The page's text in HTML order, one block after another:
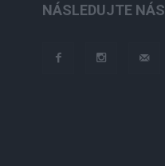
NÁSLEDUJTE NÁS